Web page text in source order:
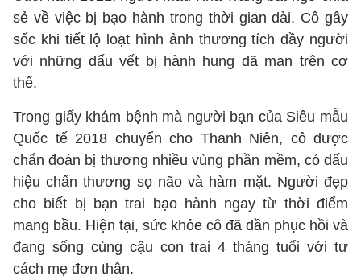
sẻ về việc bị bạo hành trong thời gian dài. Cô gây
sốc khi tiết lộ loạt hình ảnh thương tích đầy người
với những dấu vết bị hành hung dã man trên cơ
thể.
Trong giấy khám bệnh mà người bạn của Siêu mẫu
Quốc tế 2018 chuyển cho Thanh Niên, cô được
chẩn đoán bị thương nhiều vùng phần mềm, có dấu
hiệu chấn thương sọ não và hàm mặt. Người đẹp
cho biết bị bạn trai bạo hành ngay từ thời điểm
mang bầu. Hiện tại, sức khỏe cô đã dần phục hồi và
đang sống cùng cậu con trai 4 tháng tuổi với tư
cách mẹ đơn thân.